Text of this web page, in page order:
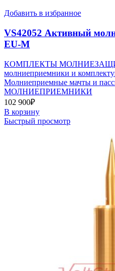
Добавить в избранное
VS42052 Активный
EU-M
КОМПЛЕКТЫ
молниеприемники и
Молниеприемные мачты и
МОЛНИЕПРИЕМНИКИ
102 900₽
В корзину
Быстрый просмотр